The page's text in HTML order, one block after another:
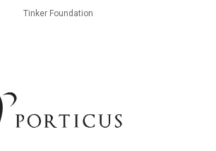
Tinker Foundation